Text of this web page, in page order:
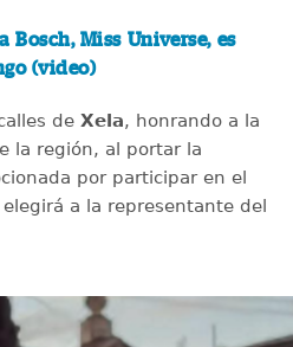
Bosch, Miss Universe, es
(video)
deXela, honrando a la
la región, al portar la
por participar en el
a la representante del